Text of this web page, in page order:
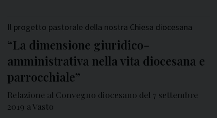
Il progetto pastorale della nostra Chiesa diocesana
“La dimensione giuridico-
amministrativa nella vita diocesana e
parrocchiale”
Relazione al Convegno diocesano del 7 settembre
2019 a Vasto